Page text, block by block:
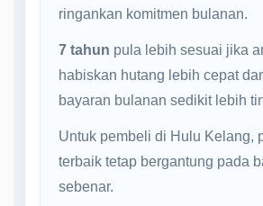
ringankan komitmen bulanan.
7 tahun pula lebih sesuai jika
habiskan hutang lebih cepat
bayaran bulanan sedikit lebih
Untuk pembeli di Hulu Kelang,
terbaik tetap bergantung pada
sebenar.